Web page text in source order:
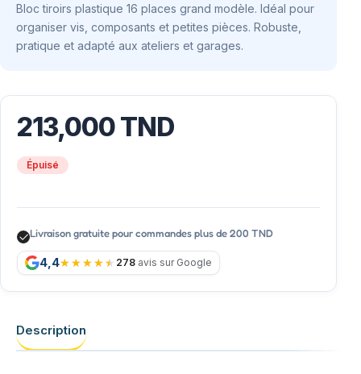
Bloc tiroirs plastique 16 places grand modèle. Idéal pour
organiser vis, composants et petites pièces. Robuste,
pratique et adapté aux ateliers et garages.
213,000TND
Épuisé
Livraison gratuite pour commandes plus de 200 TND
4,4 278 avis sur Google
Description